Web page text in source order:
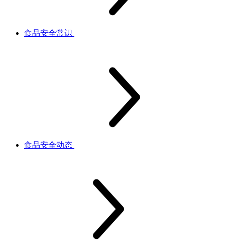
食品安全常识
食品安全动态